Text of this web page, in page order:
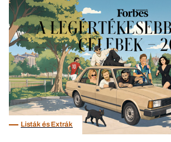
Listák és Extrák